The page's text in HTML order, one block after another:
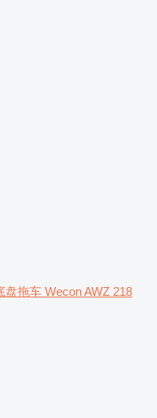
盘拖车 Wecon AWZ 218